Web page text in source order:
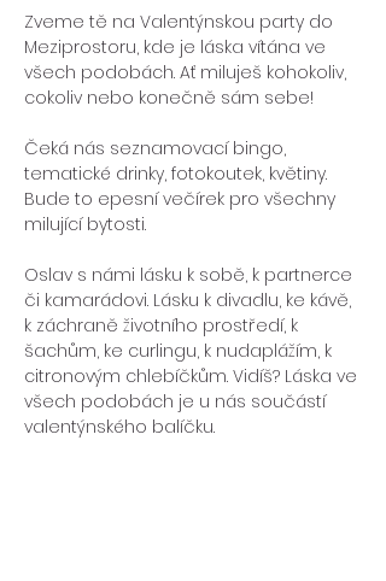
Zveme tě na Valentýnskou party do
Meziprostoru, kde je láska vítána ve
všech podobách. Ať miluješ kohokoliv,
cokoliv nebo konečně sám sebe!
Čeká nás seznamovací bingo,
tematické drinky, fotokoutek, květiny.
Bude to epesní večírek pro všechny
milující bytosti.
Oslav s námi lásku k sobě, k partnerce
či kamarádovi. Lásku k divadlu, ke kávě,
k záchraně životního prostředí, k
šachům, ke curlingu, k nudaplážím, k
citronovým chlebíčkům. Vidíš? Láska ve
všech podobách je u nás součástí
valentýnského balíčku.